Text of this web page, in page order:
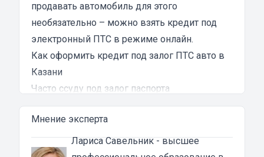
продавать автомобиль для этого
необязательно – можно взять кредит под
электронный ПТС в режиме онлайн.
Как оформить кредит под залог ПТС авто в
Казани
Часто ссуду под залог паспорта
транспортного средства путают с
классическим займом, где предметом
залога выступает непосредственно
автомобиль. Разница между продуктами
Мнение эксперта
Лариса Савельник- высшее